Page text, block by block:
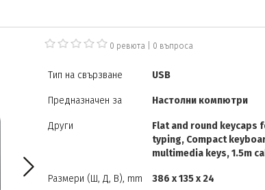
0 ревюта 0 въпроса
Тип на свързване USB
Предназначен за Настолни компютри
Други
Flat and round keycaps
typing, Compact
multimedia keys, 1.5m
Размери (Ш, Д, В), mm 386 x 135 x 24